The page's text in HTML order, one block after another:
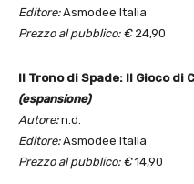
Editore:Asmodee Italia
Prezzo al pubblico: € 24,90
Il Trono di Spade: Il Gioco di
(espansione)
Autore:n.d.
Editore:Asmodee Italia
Prezzo al pubblico: €14,90